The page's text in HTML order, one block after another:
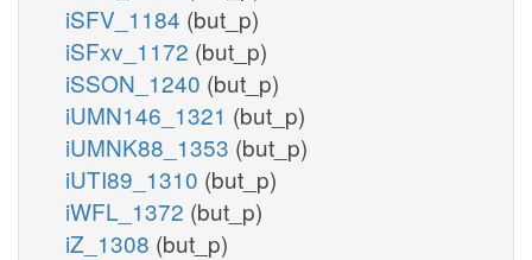
iSFV_1184 (but_p)
iSFxv_1172 (but_p)
iSSON_1240 (but_p)
iUMN146_1321 (but_p)
iUMNK88_1353 (but_p)
iUTI89_1310 (but_p)
iWFL_1372 (but_p)
iZ_1308 (but_p)